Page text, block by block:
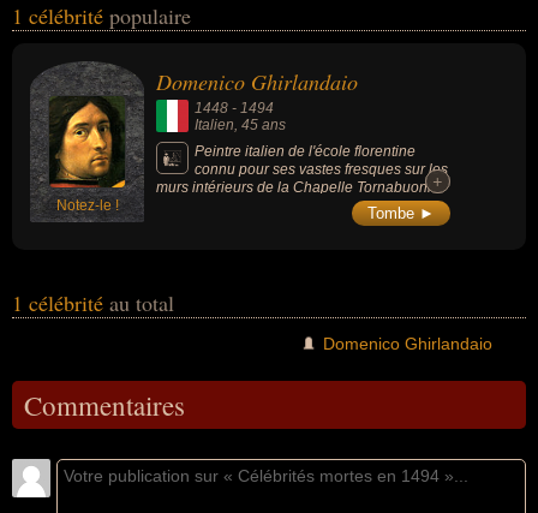
au moment de leurs morts, ils peuvent avoir été italien par
1 célébrité populaire
Notez-le !
Domenico Ghirlandaio
1448 - 1494
Italien, 45 ans
Peintre italien de l'école florentine
connu pour ses vastes fresques sur les
murs intérieurs de la Chapelle Tornabuoni+
+
Tombe ►
1 célébrité au total
Domenico Ghirlandaio
Commentaires